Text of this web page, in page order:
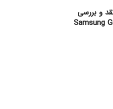
و بررسی
Samsung